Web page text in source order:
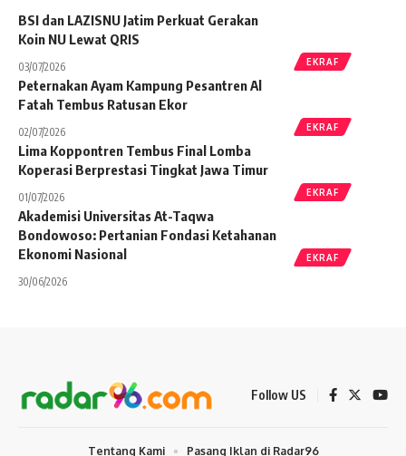
EKRAF
BSI dan LAZISNU Jatim Perkuat Gerakan
Koin NU Lewat QRIS
03/07/2026
EKRAF
Peternakan Ayam Kampung Pesantren Al
Fatah Tembus Ratusan Ekor
02/07/2026
EKRAF
Lima Koppontren Tembus Final Lomba
Koperasi Berprestasi Tingkat Jawa Timur
01/07/2026
EKRAF
Akademisi Universitas At-Taqwa
Bondowoso: Pertanian Fondasi Ketahanan
Ekonomi Nasional
30/06/2026
Follow US
Tentang Kami Pasang Iklan di Radar96